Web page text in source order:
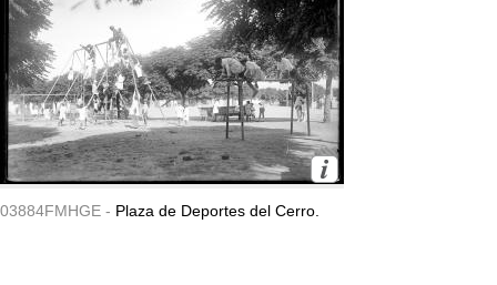
03884FMHGE - Plaza de Deportes del Cerro.